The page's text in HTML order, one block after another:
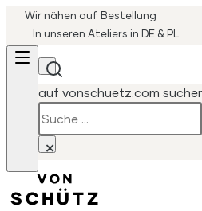
Wir nähen auf Bestellung
In unseren Ateliers in DE & PL
auf vonschuetz.com
×